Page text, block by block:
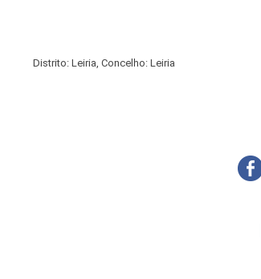
Distrito: Leiria, Concelho: Leiria